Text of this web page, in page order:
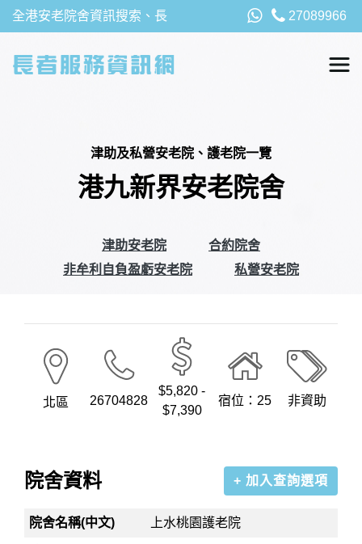
全港安老院舍資訊搜索、長 27089966
津助及私營安老院、護老院一覽
港九新界安老院舍
津助安老院
合約院舍
非牟利自負盈虧安老院
私營安老院
北區 26704828
$5,820 -
$7,390
宿位：25 非資助
院舍資料 + 加入查詢選項
院舍名稱(中文) 上水桃園護老院